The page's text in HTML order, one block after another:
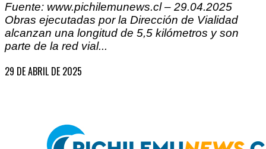
Fuente: www.pichilemunews.cl – 29.04.2025
Obras ejecutadas por la Dirección de Vialidad
alcanzan una longitud de 5,5 kilómetros y son
parte de la red vial...
29 DE ABRIL DE 2025